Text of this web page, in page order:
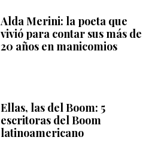
Alda Merini: la poeta que
vivió para contar sus más de
20 años en manicomios
Ellas, las del Boom: 5
escritoras del Boom
latinoamericano